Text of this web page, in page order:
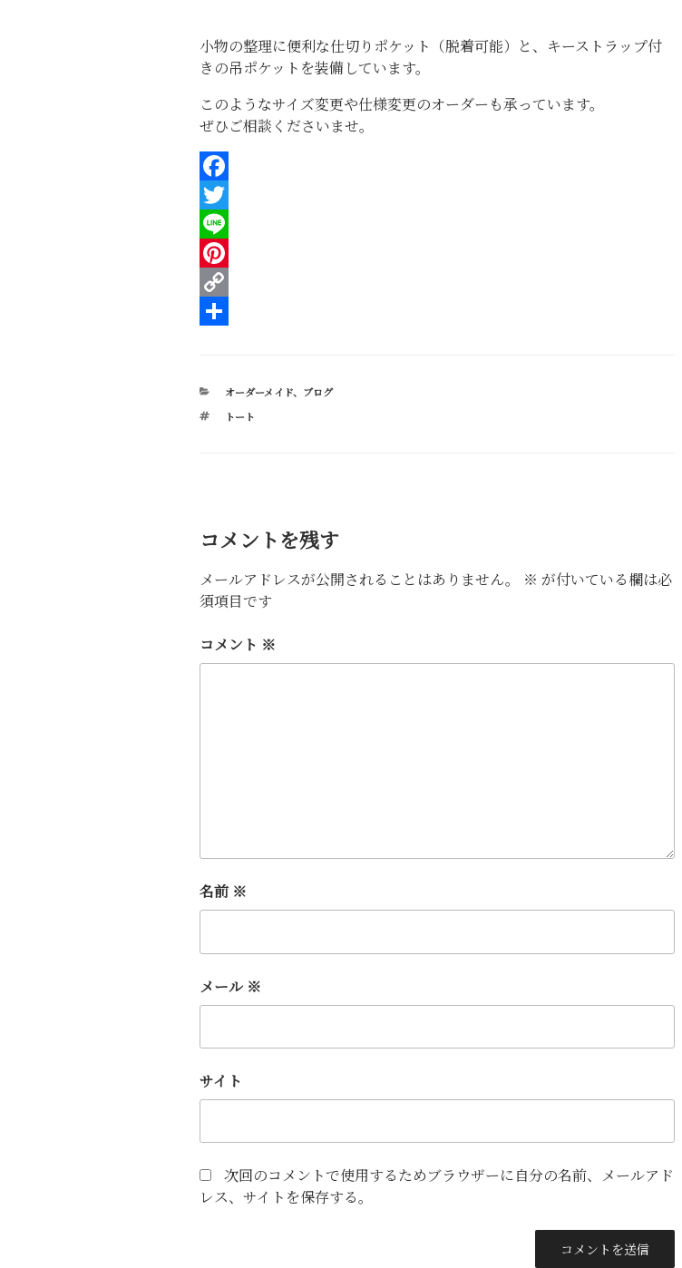
小物の整理に便利な仕切りポケット（脱着可能）と、キーストラップ付
きの吊ポケットを装備しています。
このようなサイズ変更や仕様変更のオーダーも承っています。
ぜひご相談くださいませ。
F
a
c
e
b
k
T
w
r
L
n
P
e
r
C
y
L
カ
ゴ
オーダーメイド、 ブログ
タ
トート
コメントを残す
メールアドレスが公開されることはありません。 ※ が付いている欄は必
須項目です
コメント ※
名前 ※
メール ※
サイト
次回のコメントで使用するためブラウザーに自分の名前、メールアド
レス、サイトを保存する。